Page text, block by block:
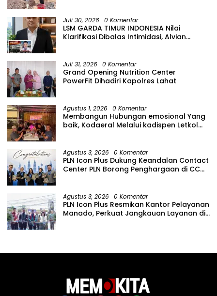
Juli 30, 2026 0 Komentar
LSM GARDA TIMUR INDONESIA Nilai
Klarifikasi Dibalas Intimidasi, Alvian
Juli 31, 2026 0 Komentar
Grand Opening Nutrition Center
PowerFit Dihadiri Kapolres Lahat
Agustus 1, 2026 0 Komentar
Membangun Hubungan emosional Yang
baik, Kodaeral Melalui kadispen Letkol
suasana Santai lebih Dekat Dan
Harmonis.
Agustus 3, 2026 0 Komentar
PLN Icon Plus Dukung Keandalan Contact
Center PLN Borong Penghargaan di CCW
Agustus 3, 2026 0 Komentar
PLN Icon Plus Resmikan Kantor Pelayanan
Manado, Perkuat Jangkauan Layanan di